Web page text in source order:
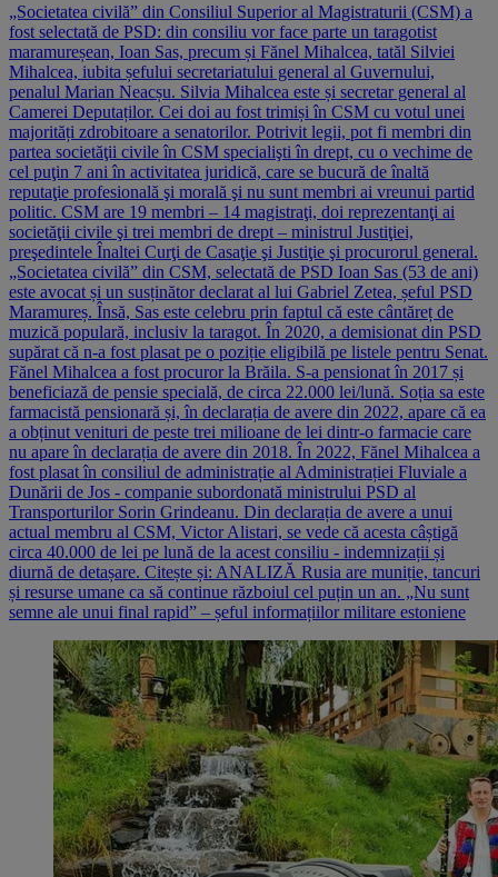
„Societatea civilă” din Consiliul Superior al Magistraturii (CSM) a
fost selectată de PSD: din consiliu vor face parte un taragotist
maramureșean, Ioan Sas, precum și Fănel Mihalcea, tatăl Silviei
Mihalcea, iubita șefului secretariatului general al Guvernului,
penalul Marian Neacșu. Silvia Mihalcea este și secretar general al
Camerei Deputaților. Cei doi au fost trimiși în CSM cu votul unei
majorități zdrobitoare a senatorilor. Potrivit legii, pot fi membri din
partea societăţii civile în CSM specialişti în drept, cu o vechime de
cel puţin 7 ani în activitatea juridică, care se bucură de înaltă
reputaţie profesională şi morală şi nu sunt membri ai vreunui partid
politic. CSM are 19 membri – 14 magistraţi, doi reprezentanţi ai
societăţii civile şi trei membri de drept – ministrul Justiţiei,
preşedintele Înaltei Curţi de Casaţie şi Justiţie şi procurorul general.
„Societatea civilă” din CSM, selectată de PSD Ioan Sas (53 de ani)
este avocat și un susținător declarat al lui Gabriel Zetea, șeful PSD
Maramureș. Însă, Sas este celebru prin faptul că este cântăreț de
muzică populară, inclusiv la taragot. În 2020, a demisionat din PSD
supărat că n-a fost plasat pe o poziție eligibilă pe listele pentru Senat.
Fănel Mihalcea a fost procuror la Brăila. S-a pensionat în 2017 și
beneficiază de pensie specială, de circa 22.000 lei/lună. Soția sa este
farmacistă pensionară și, în declarația de avere din 2022, apare că ea
a obținut venituri de peste trei milioane de lei dintr-o farmacie care
nu apare în declarația de avere din 2018. În 2022, Fănel Mihalcea a
fost plasat în consiliul de administrație al Administrației Fluviale a
Dunării de Jos - companie subordonată ministrului PSD al
Transporturilor Sorin Grindeanu. Din declarația de avere a unui
actual membru al CSM, Victor Alistari, se vede că acesta câștigă
circa 40.000 de lei pe lună de la acest consiliu - indemnizații și
diurnă de detașare. Citește și: ANALIZĂ Rusia are muniție, tancuri
și resurse umane ca să continue războiul cel puțin un an. „Nu sunt
semne ale unui final rapid” – șeful informațiilor militare estoniene